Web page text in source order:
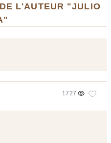
L'AUTEUR "JULIO
1727